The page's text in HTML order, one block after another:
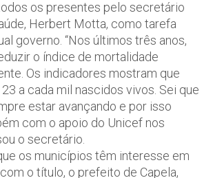
os presentes pelo secretário
Herbert Motta, como tarefa
governo. “Nos últimos três anos,
o índice de mortalidade
Os indicadores mostram que
a cada mil nascidos vivos. Sei que
estar avançando e por isso
com o apoio do Unicef nos
o secretário.
os municípios têm interesse em
o título, o prefeito de Capela,